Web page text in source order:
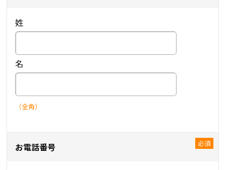
姓
名
（全角）
お電話番号